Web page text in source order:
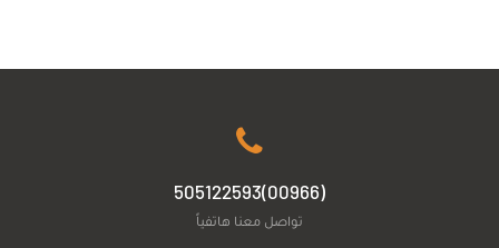
(00966)505122593
تواصل معنا هاتفياً